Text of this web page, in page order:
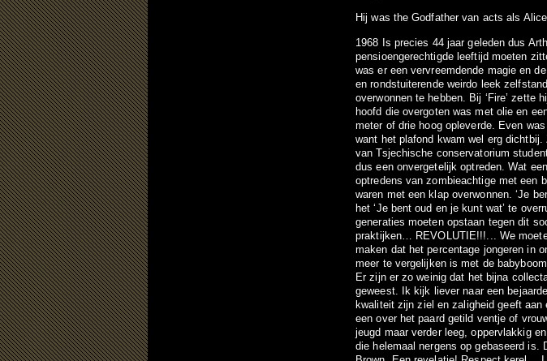
Hij was the Godfather van acts als
1968 Is precies 44 jaar geleden dus
pensioengerechtigde leeftijd moeten
was er een vervreemdende magie en
en rondstuiterende weirdo leek
overwonnen te hebben. Bij ‘Fire’ zette
hoofd die overgoten was met olie en
meter of drie hoog opleverde. Even
want het plafond kwam wel erg dichtbij.
van Tsjechische conservatorium
dus een onvergetelijk optreden. Wat
optredens van zombieachtige met een
waren met een klap overwonnen. ‘Je
het ‘Je bent oud en je kunt wat’ te
generaties moeten opstaan tegen dit
praktijken… REVOLUTIE!!!... We
maken dat het percentage jongeren in
meer te vergelijken is met de
Er zijn er zo weinig dat het bijna
geweest. Ik kijk liever naar een
kwaliteit zijn ziel en zaligheid geeft aan
een over het paard getild ventje of
jeugd maar verder leeg, oppervlakkig
die helemaal nergens op gebaseerd is.